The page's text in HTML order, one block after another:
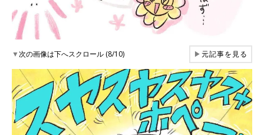
▼次の画像は下へスクロール (8/10) ▶元記事を見る